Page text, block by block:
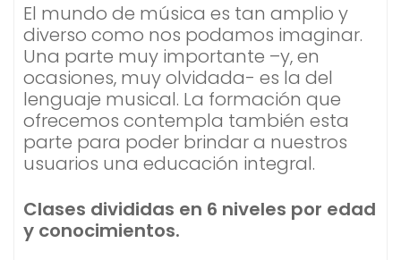
El mundo de música es tan amplio y
diverso como nos podamos imaginar.
Una parte muy importante –y, en
ocasiones, muy olvidada- es la del
lenguaje musical. La formación que
ofrecemos contempla también esta
parte para poder brindar a nuestros
usuarios una educación integral.
Clases divididas en 6 niveles por edad
y conocimientos.